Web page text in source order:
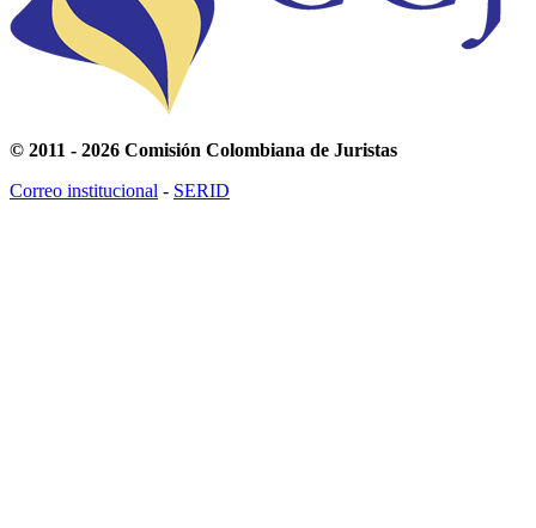
© 2011 - 2026 Comisión Colombiana de Juristas
Correo institucional - SERID